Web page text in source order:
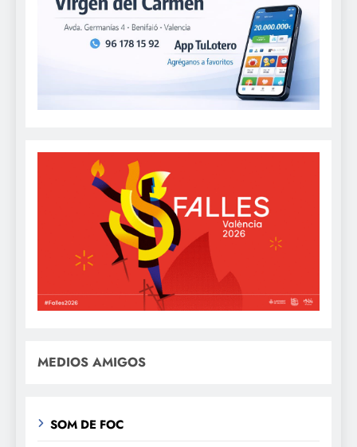
MEDIOS AMIGOS
SOM DE FOC